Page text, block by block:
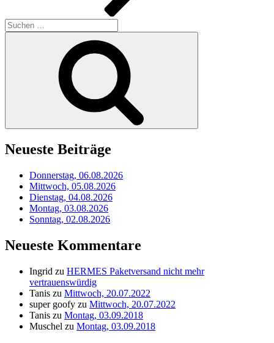
Suchen
nach:
Neueste Beiträge
Donnerstag, 06.08.2026
Mittwoch, 05.08.2026
Dienstag, 04.08.2026
Montag, 03.08.2026
Sonntag, 02.08.2026
Neueste Kommentare
Ingrid zu HERMES Paketversand nicht mehr
vertrauenswürdig
Tanis zu Mittwoch, 20.07.2022
super goofy zu Mittwoch, 20.07.2022
Tanis zu Montag, 03.09.2018
Muschel zu Montag, 03.09.2018